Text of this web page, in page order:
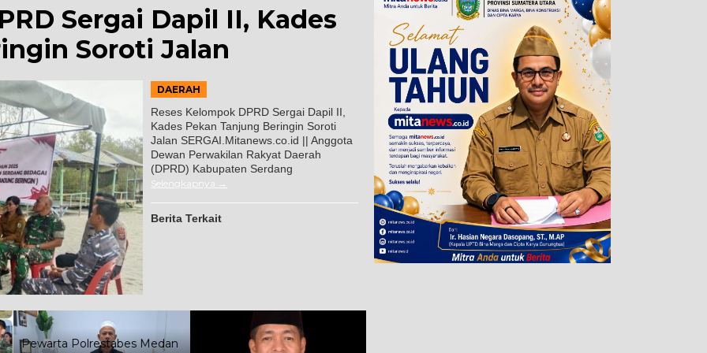
Sergai Dapil II, Kades
Soroti Jalan
DAERAH
Reses Kelompok DPRD Sergai Dapil II,
Kades Pekan Tanjung Beringin Soroti
Jalan SERGAI.Mitanews.co.id || Anggota
Dewan Perwakilan Rakyat Daerah
(DPRD) Kabupaten Serdang
Selengkapnya
Berita Terkait
Pewarta Polrestabes Medan